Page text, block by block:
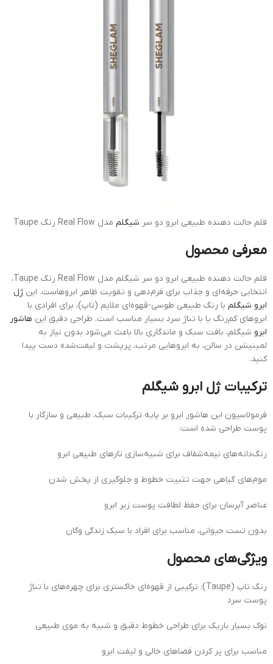
قلم حالت دهنده طبیعی ابرو دو سر شیگلم مدل Real Flow رنگ Taupe
معرفی محصول
قلم حالت دهنده طبیعی ابرو دو سر شیگلم مدل Real Flow رنگ Taupe،
انتخابی حرفه‌ای و جذاب برای فرم‌دهی و تقویت ظاهر ابروهاست. این ژل
ابرو شیگلم با رنگ طبیعی طوسی-قهوه‌ای ملایم (تاپ)، برای افرادی با
ابروهای کم‌رنگ یا با تناژ سرد بسیار مناسب است. طراحی دقیق این هاشور
ابرو شیگلم، بافت سبک و ماندگاری بالا باعث می‌شود بدون نیاز به
لمینیشن در سالن، به ابروهایی مرتب، پرپشت و لیفت‌شده دست پیدا
کنید.
ترکیبات ژل ابرو شیگلم
فرمولاسیون این هاشور ابرو بر پایه ترکیبات سبک، طبیعی و سازگار با
پوست طراحی شده است:
رنگ‌دانه‌های نیمه‌شفاف برای شبیه‌سازی تارهای طبیعی ابرو
موم‌های گیاهی جهت تثبیت خطوط و جلوگیری از پخش شدن
عناصر آبرسان برای حفظ لطافت پوست زیر ابرو
بدون تست حیوانی، مناسب برای افراد با سبک زندگی وگان
ویژگی‌های محصول
رنگ تاپ (Taupe): ترکیبی از قهوه‌ای خاکستری برای چهره‌های با تناژ
پوست سرد
نوک بسیار باریک برای طراحی خطوط دقیق و شبیه به موی طبیعی
مناسب برای پر کردن فضاهای خالی و لیفت ابرو